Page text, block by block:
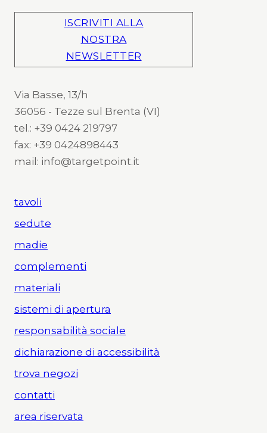
ISCRIVITI ALLA
NOSTRA
NEWSLETTER
Via Basse, 13/h
36056 - Tezze sul Brenta (VI)
tel.: +39 0424 219797
fax: +39 0424898443
mail: info@targetpoint.it
tavoli
sedute
madie
complementi
materiali
sistemi di apertura
responsabilità sociale
dichiarazione di accessibilità
trova negozi
contatti
area riservata